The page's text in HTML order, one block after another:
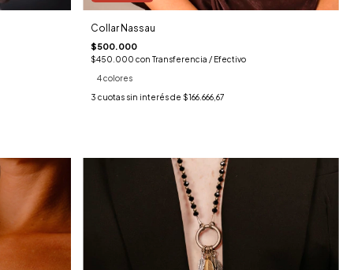
Collar Nassau
$500.000
$450.000con Transferencia / Efectivo
4 colores
3 cuotas sin interés de $166.666,67